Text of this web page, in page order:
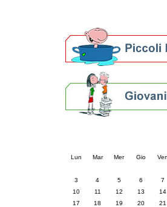
Lun Mar Mer Gio Ven
3
4 5 6 7
10
11 12 13 14
17
18 19 20 21